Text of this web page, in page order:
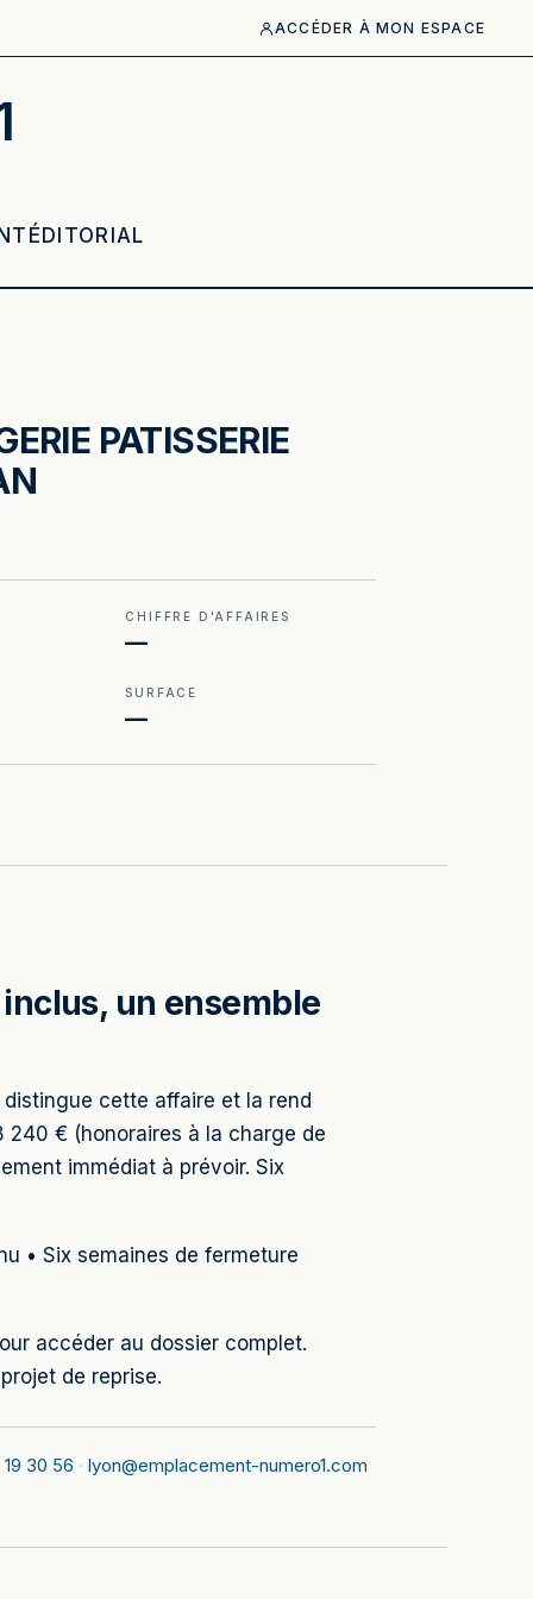
ACCÉDER À MON ESPACE
ÉDITORIAL
PATISSERIE
CHIFFRE D'AFFAIRES
—
SURFACE
—
un ensemble
cette affaire et la rend
240 € (honoraires à la charge de
immédiat à prévoir. Six
• Six semaines de fermeture
accéder au dossier complet.
de reprise.
30 56 · lyon@emplacement-numero1.com